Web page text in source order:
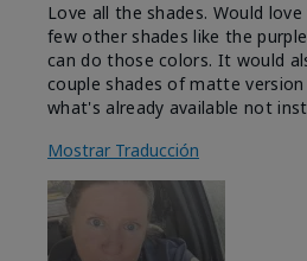
Love all the shades. Would
few other shades like the
can do those colors. It would
couple shades of matte
what's already available not
Mostrar Traducción